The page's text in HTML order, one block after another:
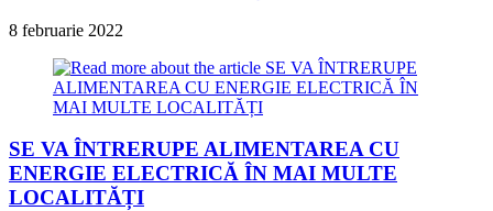
8 februarie 2022
SE VA ÎNTRERUPE ALIMENTAREA CU
ENERGIE ELECTRICĂ ÎN MAI MULTE
LOCALITĂȚI